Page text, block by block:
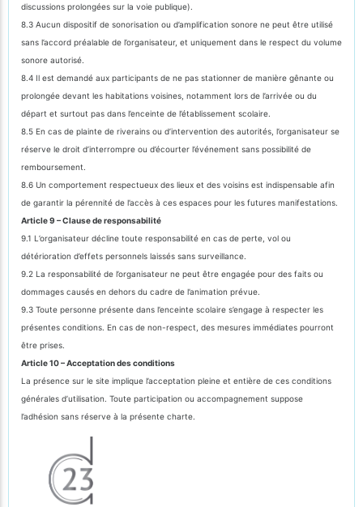
discussions prolongées sur la voie publique).
8.3 Aucun dispositif de sonorisation ou d’amplification sonore ne peut être utilisé
sans l’accord préalable de l’organisateur, et uniquement dans le respect du volume
sonore autorisé.
8.4 Il est demandé aux participants de ne pas stationner de manière gênante ou
prolongée devant les habitations voisines, notamment lors de l’arrivée ou du
départ et surtout pas dans l’enceinte de l’établissement scolaire.
8.5 En cas de plainte de riverains ou d’intervention des autorités, l’organisateur se
réserve le droit d’interrompre ou d’écourter l’événement sans possibilité de
remboursement.
8.6 Un comportement respectueux des lieux et des voisins est indispensable afin
de garantir la pérennité de l’accès à ces espaces pour les futures manifestations.
Article 9 – Clause de responsabilité
9.1 L’organisateur décline toute responsabilité en cas de perte, vol ou
détérioration d’effets personnels laissés sans surveillance.
9.2 La responsabilité de l’organisateur ne peut être engagée pour des faits ou
dommages causés en dehors du cadre de l’animation prévue.
9.3 Toute personne présente dans l’enceinte scolaire s’engage à respecter les
présentes conditions. En cas de non-respect, des mesures immédiates pourront
être prises.
Article 10 – Acceptation des conditions
La présence sur le site implique l’acceptation pleine et entière de ces conditions
générales d’utilisation. Toute participation ou accompagnement suppose
l’adhésion sans réserve à la présente charte.